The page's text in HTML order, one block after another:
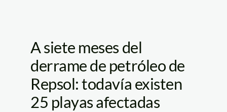
A siete meses del
derrame de petróleo de
Repsol: todavía existen
25 playas afectadas